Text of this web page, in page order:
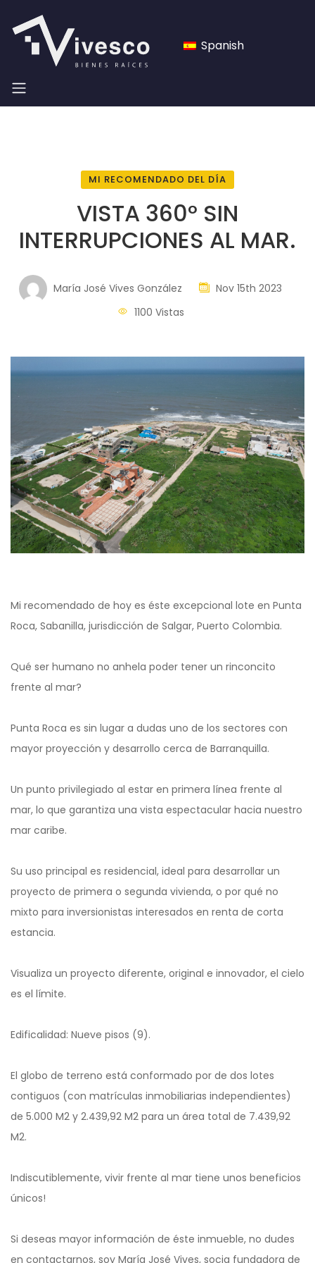
Spanish
MI RECOMENDADO DEL DÍA
VISTA 360° SIN
INTERRUPCIONES AL MAR.
María José Vives González
Nov 15th 2023
1100 Vistas
Mi recomendado de hoy es éste excepcional lote en Punta
Roca, Sabanilla, jurisdicción de Salgar, Puerto Colombia.
Qué ser humano no anhela poder tener un rinconcito
frente al mar?
Punta Roca es sin lugar a dudas uno de los sectores con
mayor proyección y desarrollo cerca de Barranquilla.
Un punto privilegiado al estar en primera línea frente al
mar, lo que garantiza una vista espectacular hacia nuestro
mar caribe.
Su uso principal es residencial, ideal para desarrollar un
proyecto de primera o segunda vivienda, o por qué no
mixto para inversionistas interesados en renta de corta
estancia.
Visualiza un proyecto diferente, original e innovador, el cielo
es el límite.
Edificalidad: Nueve pisos (9).
El globo de terreno está conformado por de dos lotes
contiguos (con matrículas inmobiliarias independientes)
de 5.000 M2 y 2.439,92 M2 para un área total de 7.439,92
M2.
Indiscutiblemente, vivir frente al mar tiene unos beneficios
únicos!
Si deseas mayor información de éste inmueble, no dudes
en contactarnos, soy María José Vives, socia fundadora de